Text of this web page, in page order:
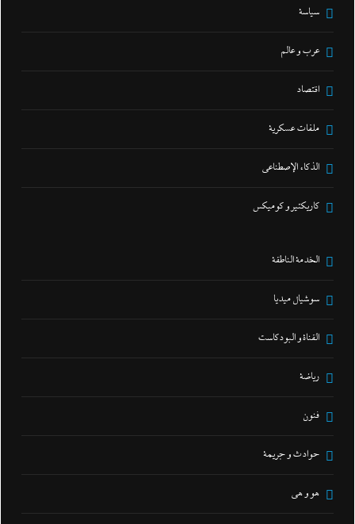
سياسة
عرب و عالم
اقتصاد
ملفات عسكرية
الذكاء الإصطناعي
كاريكتير و كوميكس
الخدمة الناطقة
سوشيال ميديا
القناة و البودكاست
رياضة
فنون
حوادث و جريمة
هو و هي